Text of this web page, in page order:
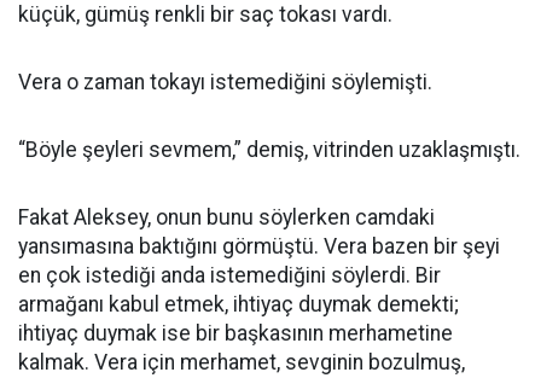
küçük, gümüş renkli bir saç tokası vardı.
Vera o zaman tokayı istemediğini söylemişti.
“Böyle şeyleri sevmem,” demiş, vitrinden uzaklaşmıştı.
Fakat Aleksey, onun bunu söylerken camdaki
yansımasına baktığını görmüştü. Vera bazen bir şeyi
en çok istediği anda istemediğini söylerdi. Bir
armağanı kabul etmek, ihtiyaç duymak demekti;
ihtiyaç duymak ise bir başkasının merhametine
kalmak. Vera için merhamet, sevginin bozulmuş,